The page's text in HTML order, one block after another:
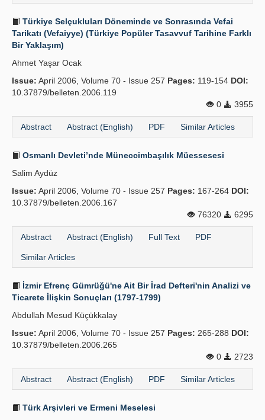
Türkiye Selçukluları Döneminde ve Sonrasında Vefai
Tarikatı (Vefaiyye) (Türkiye Popüler Tasavvuf Tarihine Farklı
Bir Yaklaşım)
Ahmet Yaşar Ocak
Issue: April 2006, Volume 70 - Issue 257 Pages: 119-154 DOI:
10.37879/belleten.2006.119
0
3955
Abstract Abstract (English) PDF Similar Articles
Osmanlı Devleti’nde Müneccimbaşılık Müessesesi
Salim Aydüz
Issue: April 2006, Volume 70 - Issue 257 Pages: 167-264 DOI:
10.37879/belleten.2006.167
76320
6295
Abstract Abstract (English) Full Text PDF
Similar Articles
İzmir Efrenç Gümrüğü'ne Ait Bir İrad Defteri'nin Analizi ve
Ticarete İlişkin Sonuçları (1797-1799)
Abdullah Mesud Küçükkalay
Issue: April 2006, Volume 70 - Issue 257 Pages: 265-288 DOI:
10.37879/belleten.2006.265
0
2723
Abstract Abstract (English) PDF Similar Articles
Türk Arşivleri ve Ermeni Meselesi